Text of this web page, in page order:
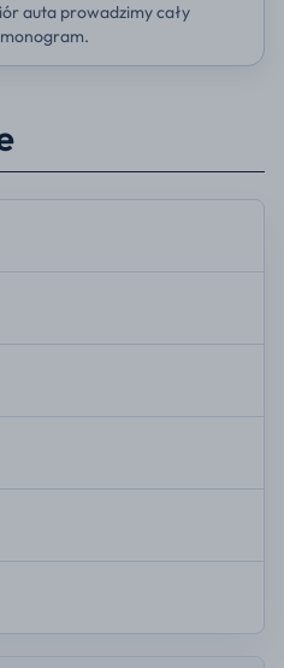
auta prowadzimy cały